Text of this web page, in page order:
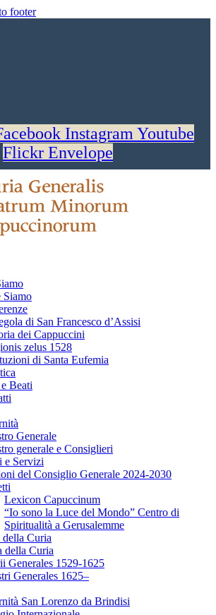
footer
Instagram Youtube
Flickr Envelope
Siamo
di San Francesco d’Assisi
dei Cappuccini
zelus 1528
di Santa Eufemia
Beati
Generale
generale e Consiglieri
e Servizi
del Consiglio Generale 2024-2030
Lexicon Capuccinum
“Io sono la Luce del Mondo” Centro di
Spiritualità a Gerusalemme
Curia
della Curia
Generales 1529-1625
Generales 1625–
San Lorenzo da Brindisi